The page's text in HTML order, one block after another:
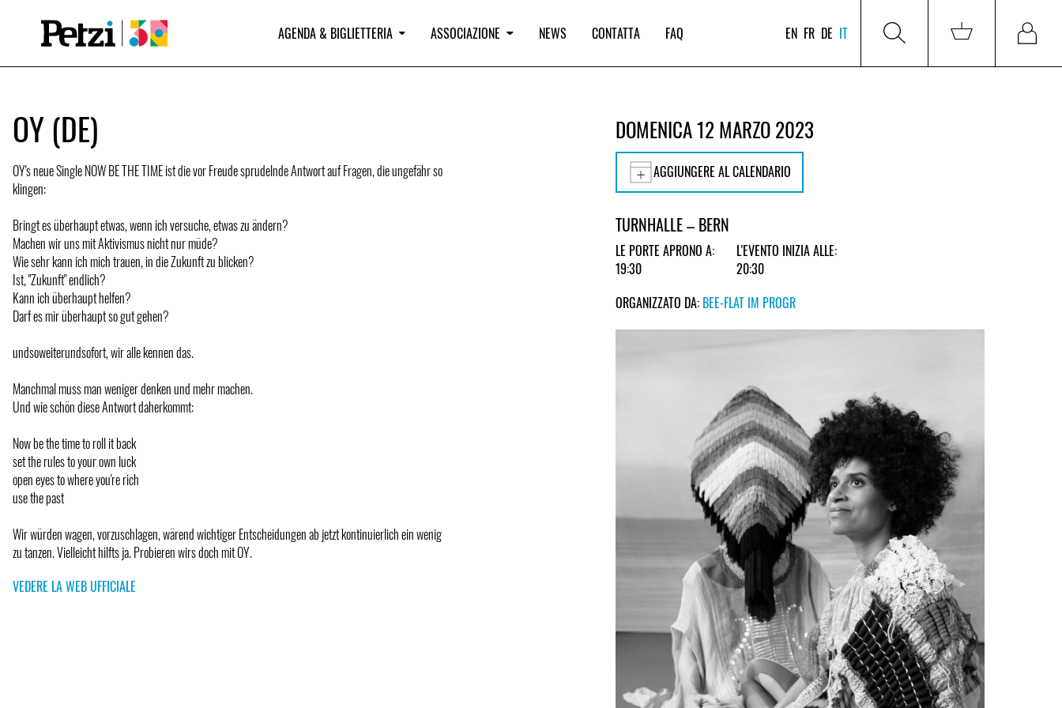
AGENDA & BIGLIETTERIA ASSOCIAZIONE NEWS CONTATTA FAQ EN FR DE IT
OY (DE)
OY's neue Single NOW BE THE TIME ist die vor Freude sprudelnde Antwort auf Fragen, die ungefähr so
klingen:
Bringt es überhaupt etwas, wenn ich versuche, etwas zu ändern?
Machen wir uns mit Aktivismus nicht nur müde?
Wie sehr kann ich mich trauen, in die Zukunft zu blicken?
Ist, "Zukunft" endlich?
Kann ich überhaupt helfen?
Darf es mir überhaupt so gut gehen?
undsoweiterundsofort, wir alle kennen das.
Manchmal muss man weniger denken und mehr machen.
Und wie schön diese Antwort daherkommt:
Now be the time to roll it back
set the rules to your own luck
open eyes to where you're rich
use the past
Wir würden wagen, vorzuschlagen, wärend wichtiger Entscheidungen ab jetzt kontinuierlich ein wenig
zu tanzen. Vielleicht hilfts ja. Probieren wirs doch mit OY.
VEDERE LA WEB UFFICIALE
DOMENICA 12 MARZO 2023
AGGIUNGERE AL CALENDARIO
TURNHALLE – BERN
LE PORTE APRONO A:
19:30
L'EVENTO INIZIA ALLE:
20:30
ORGANIZZATO DA: BEE-FLAT IM PROGR